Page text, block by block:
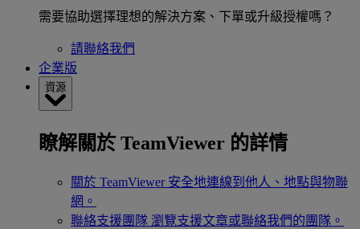
需要協助選擇理想的解決方案、下單或升級授權嗎？
請聯絡我們
企業版
資源
瞭解關於 TeamViewer 的詳情
關於 TeamViewer 安全地連線到他人、地點與物聯
網。
聯絡支援團隊 瀏覽支援文章或聯絡我們的團隊。